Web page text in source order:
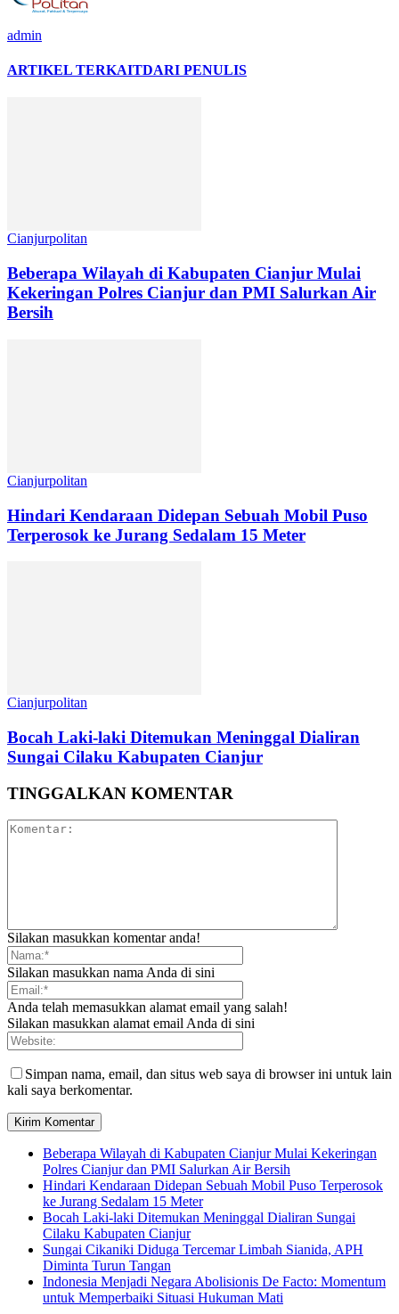
admin
ARTIKEL TERKAITDARI PENULIS
Cianjurpolitan
Beberapa Wilayah di Kabupaten Cianjur Mulai
Kekeringan Polres Cianjur dan PMI Salurkan Air
Bersih
Cianjurpolitan
Hindari Kendaraan Didepan Sebuah Mobil Puso
Terperosok ke Jurang Sedalam 15 Meter
Cianjurpolitan
Bocah Laki-laki Ditemukan Meninggal Dialiran
Sungai Cilaku Kabupaten Cianjur
TINGGALKAN KOMENTAR
Silakan masukkan komentar anda!
Silakan masukkan nama Anda di sini
Anda telah memasukkan alamat email yang salah!
Silakan masukkan alamat email Anda di sini
Simpan nama, email, dan situs web saya di browser ini untuk lain
kali saya berkomentar.
Beberapa Wilayah di Kabupaten Cianjur Mulai Kekeringan
Polres Cianjur dan PMI Salurkan Air Bersih
Hindari Kendaraan Didepan Sebuah Mobil Puso Terperosok
ke Jurang Sedalam 15 Meter
Bocah Laki-laki Ditemukan Meninggal Dialiran Sungai
Cilaku Kabupaten Cianjur
Sungai Cikaniki Diduga Tercemar Limbah Sianida, APH
Diminta Turun Tangan
‎Indonesia Menjadi Negara Abolisionis De Facto: Momentum
untuk Memperbaiki Situasi Hukuman Mati